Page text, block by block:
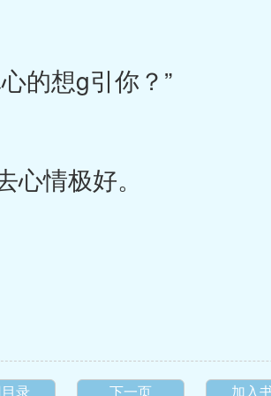
的想g引你？”
情极好。
录 下一页 加入